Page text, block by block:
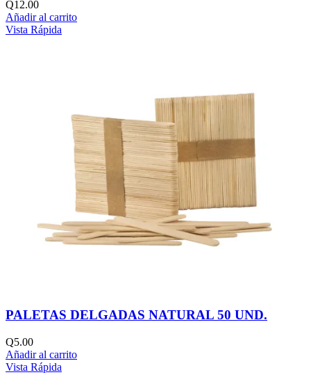
Q12.00
Añadir al carrito
Vista Rápida
PALETAS DELGADAS NATURAL 50 UND.
Q5.00
Añadir al carrito
Vista Rápida